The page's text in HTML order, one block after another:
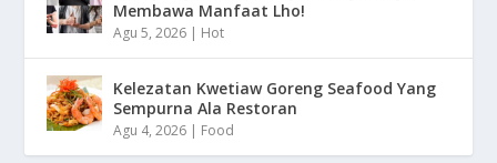
Membawa Manfaat Lho!
Agu 5, 2026 | Hot
Kelezatan Kwetiaw Goreng Seafood Yang
Sempurna Ala Restoran
Agu 4, 2026 | Food